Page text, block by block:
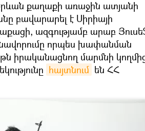
քաղաքի առաջին ատյանի
բավարարել է Սիրիայի
ազգությամբ արաբ
որպես խափանման
իրականացնող մարմնի
հայտնում են ՀՀ